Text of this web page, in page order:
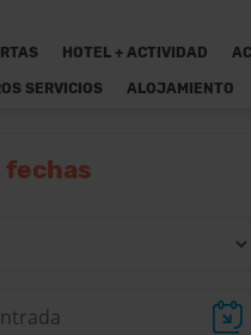
HOTEL + ACTIVIDAD
SERVICIOS ALOJAMIENTO
fechas